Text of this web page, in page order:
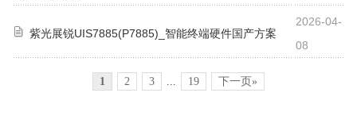
紫光展锐UIS7885(P7885)_智能终端硬件国产方案
2026-04-
08
1 2 3 19 下一页»